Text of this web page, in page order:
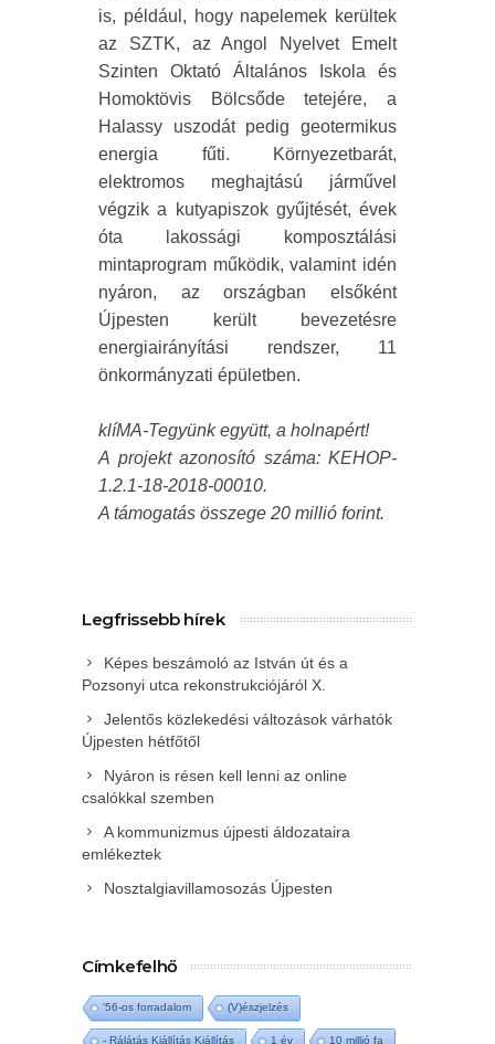
is, például, hogy napelemek kerültek
az SZTK, az Angol Nyelvet Emelt
Szinten Oktató Általános Iskola és
Homoktövis Bölcsőde tetejére, a
Halassy uszodát pedig geotermikus
energia fűti. Környezetbarát,
elektromos meghajtású járművel
végzik a kutyapiszok gyűjtését, évek
óta lakossági komposztálási
mintaprogram működik, valamint idén
nyáron, az országban elsőként
Újpesten került bevezetésre
energiairányítási rendszer, 11
önkormányzati épületben.
klíMA-Tegyünk együtt, a holnapért!
A projekt azonosító száma: KEHOP-
1.2.1-18-2018-00010.
A támogatás összege 20 millió forint.
Legfrissebb hírek
Képes beszámoló az István út és a
Pozsonyi utca rekonstrukciójáról X.
Jelentős közlekedési változások várhatók
Újpesten hétfőtől
Nyáron is résen kell lenni az online
csalókkal szemben
A kommunizmus újpesti áldozataira
emlékeztek
Nosztalgiavillamosozás Újpesten
Címkefelhő
'56-os forradalom (V)észjelzés
- Rálátás Kiállítás Kiállítás 1 év 10 millió fa